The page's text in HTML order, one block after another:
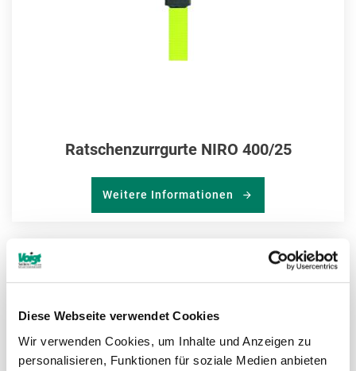
Diese Webseite verwendet Cookies
Wir verwenden Cookies, um Inhalte und Anzeigen zu
personalisieren, Funktionen für soziale Medien anbieten
Ratschenzurrgurte NIRO 400/25
Weitere Informationen
ZUR